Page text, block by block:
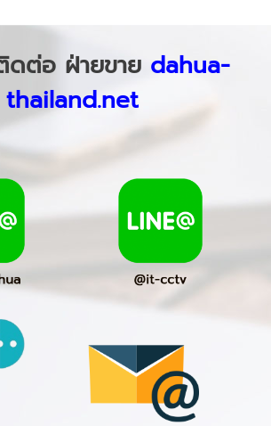
ดต่อ ฝ่ายขาย dahua-
thailand.net